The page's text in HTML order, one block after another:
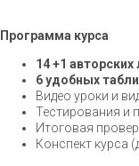
Программа курса
14 +1 авторских
6 удобных
Видео уроки и
Тестирования и
Итоговая
Конспект курса